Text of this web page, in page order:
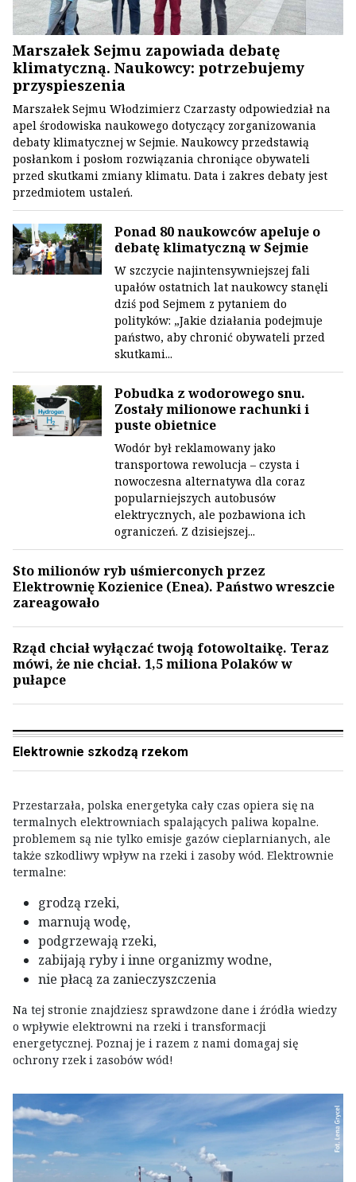
Marszałek Sejmu zapowiada debatę
klimatyczną. Naukowcy: potrzebujemy
przyspieszenia
Marszałek Sejmu Włodzimierz Czarzasty odpowiedział na
apel środowiska naukowego dotyczący zorganizowania
debaty klimatycznej w Sejmie. Naukowcy przedstawią
posłankom i posłom rozwiązania chroniące obywateli
przed skutkami zmiany klimatu. Data i zakres debaty jest
przedmiotem ustaleń.
Ponad 80 naukowców apeluje o
debatę klimatyczną w Sejmie
W szczycie najintensywniejszej fali
upałów ostatnich lat naukowcy stanęli
dziś pod Sejmem z pytaniem do
polityków: „Jakie działania podejmuje
państwo, aby chronić obywateli przed
skutkami...
Pobudka z wodorowego snu.
Zostały milionowe rachunki i
puste obietnice
Wodór był reklamowany jako
transportowa rewolucja – czysta i
nowoczesna alternatywa dla coraz
popularniejszych autobusów
elektrycznych, ale pozbawiona ich
ograniczeń. Z dzisiejszej...
Sto milionów ryb uśmierconych przez
Elektrownię Kozienice (Enea). Państwo wreszcie
zareagowało
Rząd chciał wyłączać twoją fotowoltaikę. Teraz
mówi, że nie chciał. 1,5 miliona Polaków w
pułapce
Elektrownie szkodzą rzekom
Przestarzała, polska energetyka cały czas opiera się na
termalnych elektrowniach spalających paliwa kopalne.
problemem są nie tylko emisje gazów cieplarnianych, ale
także szkodliwy wpływ na rzeki i zasoby wód. Elektrownie
termalne:
grodzą rzeki,
marnują wodę,
podgrzewają rzeki,
zabijają ryby i inne organizmy wodne,
nie płacą za zanieczyszczenia
Na tej stronie znajdziesz sprawdzone dane i źródła wiedzy
o wpływie elektrowni na rzeki i transformacji
energetycznej. Poznaj je i razem z nami domagaj się
ochrony rzek i zasobów wód!